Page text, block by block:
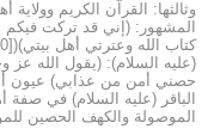
وثالثها: القرآن الكريم
المشهور: (إني قد تركت فيكم
(عليه السلام): (يقول الله
الباقر (عليه السلام) في صفة
الموصولة والكهف الحصين